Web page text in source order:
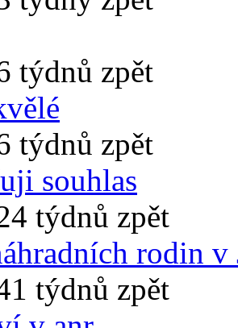
týdnů zpět
týdnů zpět
souhlas
týdnů zpět
rodin v
týdnů zpět